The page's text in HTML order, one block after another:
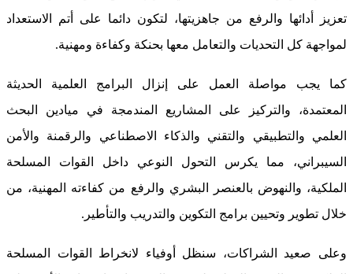
تعزيز أدائها والرفع من جاهزيتها، لتكون دائما على أتم الاستعداد
لمواجهة كل التحديات والتعامل معها بحنكة وكفاءة ومهنية.
كما يجب مواصلة العمل على إنزال البرامج العلمية الحديثة
المعتمدة، والتركيز على المشاريع المندمجة في ميادين البحث
العلمي والتطبيقي والتقني والذكاء الاصطناعي والرقمنة والأمن
السيبراني، مما يكرس التحول النوعي داخل القوات المسلحة
الملكية، والنهوض بالعنصر البشري والرفع من كفاءته المهنية، من
خلال تطوير وتحيين برامج التكوين والتدريب والتأطير.
وعلى صعيد الشراكات، سنظل أوفياء لانخراط القوات المسلحة